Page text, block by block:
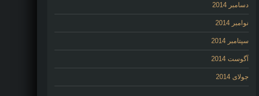
دسامبر 2014
نوامبر 2014
سپتامبر 2014
آگوست 2014
جولای 2014